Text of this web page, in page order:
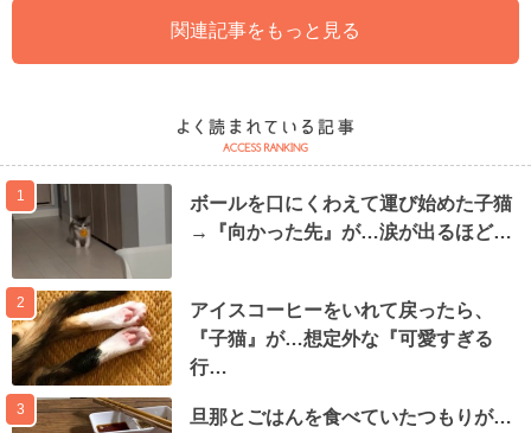
関連記事をもっと見る
1
ボールを口にくわえて運び始めた子猫
→『向かった先』が…涙が出るほど…
2
アイスコーヒーをいれて戻ったら、
『子猫』が…想定外な『可愛すぎる
行…
3
旦那とごはんを食べていたつもりが…